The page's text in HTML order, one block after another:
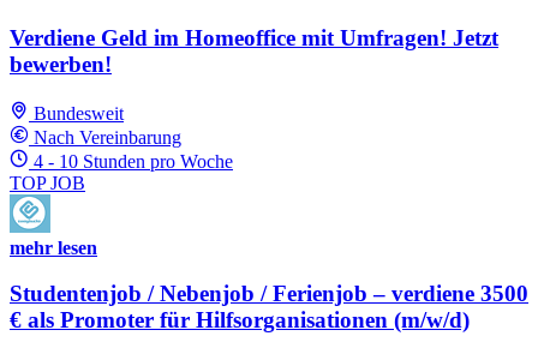
Verdiene Geld im Homeoffice mit Umfragen! Jetzt
bewerben!
Bundesweit
Nach Vereinbarung
4 - 10 Stunden pro Woche
TOP JOB
mehr lesen
Studentenjob / Nebenjob / Ferienjob – verdiene 3500
€ als Promoter für Hilfsorganisationen (m/w/d)